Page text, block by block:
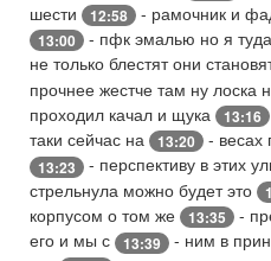
шести
12:58 - рамочник и
13:00 - пфк эмалью но я
не только блестят они
прочнее жестче там ну лоска
проходил качал и щука
13:16
таки сейчас на
13:20 - весах
13:23 - перспективу в этих
стрельнула можно будет это
корпусом о том же
13:35
-
его и мы с
13:39
- ним в